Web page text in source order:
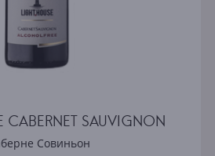
CABERNET SAUVIGNON
Совиньон